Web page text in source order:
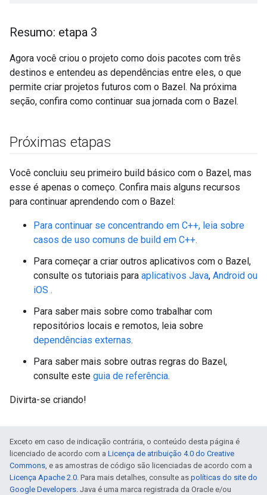
Resumo: etapa 3
Agora você criou o projeto como dois pacotes com três
destinos e entendeu as dependências entre eles, o que
permite criar projetos futuros com o Bazel. Na próxima
seção, confira como continuar sua jornada com o Bazel.
Próximas etapas
Você concluiu seu primeiro build básico com o Bazel, mas
esse é apenas o começo. Confira mais alguns recursos
para continuar aprendendo com o Bazel:
Para continuar se concentrando em C++, leia sobre
casos de uso comuns de build em C++.
Para começar a criar outros aplicativos com o Bazel,
consulte os tutoriais para aplicativos Java, Android ou
iOS .
Para saber mais sobre como trabalhar com
repositórios locais e remotos, leia sobre
dependências externas.
Para saber mais sobre outras regras do Bazel,
consulte este guia de referência.
Divirta-se criando!
Exceto em caso de indicação contrária, o conteúdo desta página é
licenciado de acordo com a Licença de atribuição 4.0 do Creative
Commons , e as amostras de código são licenciadas de acordo com a
Licença Apache 2.0 . Para mais detalhes, consulte as políticas do site do
Google Developers . Java é uma marca registrada da Oracle e/ou